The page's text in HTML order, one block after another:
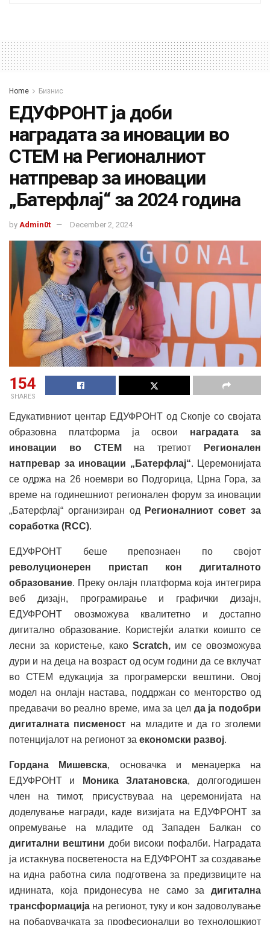
Home Бизнис
ЕДУФРОНТ ја доби
наградата за иновации во
СТЕМ на Регионалниот
натпревар за иновации
„Батерфлај“ за 2024 година
by Admin0t December 2, 2024
154
SHARES
Едукативниот центар ЕДУФРОНТ од Скопје со својата
образовна платформа ја освои наградата за
иновации во СТЕМ на третиот
Регионален
натпревар за иновации „Батерфлај“. Церемонијата
се одржа на 26 ноември во Подгорица, Црна Гора, за
време на годинешниот регионален форум за иновации
„Батерфлај“ организиран од
Регионалниот совет за
соработка (RCC).
ЕДУФРОНТ беше препознаен по својот
револуционерен пристап кон дигиталното
образование. Преку онлајн платформа која интегрира
веб дизајн, програмирање и графички дизајн,
ЕДУФРОНТ овозможува квалитетно и достапно
дигитално образование. Користејќи алатки коишто се
лесни за користење, какоScratch, им се овозможува
дури и на деца на возраст од осум години да се вклучат
во СТЕМ едукација за програмерски вештини. Овој
модел на онлајн настава, поддржан со менторство од
предавачи во реално време, има за цел да ја подобри
дигиталната писменостна младите и да го зголеми
потенцијалот на регионот за економски развој.
Гордана Мишевска, основачка и менаџерка на
ЕДУФРОНТ и
Моника Златановска, долгогодишен
член на тимот, присуствуваа на церемонијата на
доделување награди, каде визијата на ЕДУФРОНТ за
опремување на младите од Западен Балкан со
дигитални вештини доби високи пофалби. Наградата
ја истакнува посветеноста на ЕДУФРОНТ за создавање
на идна работна сила подготвена за предизвиците на
иднината, која придонесува не само за дигитална
трансформација на регионот, туку и кон задоволување
на побарувачката за професионалци во технолошкиот